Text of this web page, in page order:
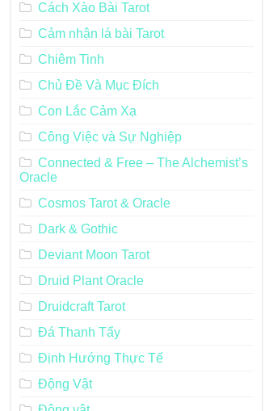
Cách Xào Bài Tarot
Cảm nhận lá bài Tarot
Chiêm Tinh
Chủ Đề Và Mục Đích
Con Lắc Cảm Xạ
Công Việc và Sự Nghiệp
Connected & Free – The Alchemist’s
Oracle
Cosmos Tarot & Oracle
Dark & Gothic
Deviant Moon Tarot
Druid Plant Oracle
Druidcraft Tarot
Đá Thanh Tẩy
Định Hướng Thực Tế
Động Vật